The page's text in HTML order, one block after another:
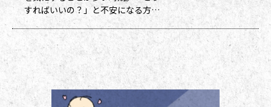
すればいいの？」と不安になる方も
多いのではないでしょうか。作法ば
かり気にしていては、ご先祖さまや
ご本尊さまとしっかりと向き合えま
せん。今号から２回にわたって紹介
する浄土宗の作法の基本をおさえ、
大切な方と向き合い、よりよい時間
を過ごしましょう。 袈裟のつけ方